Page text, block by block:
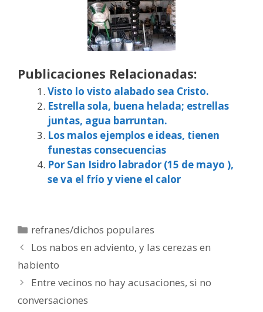
Publicaciones Relacionadas:
Visto lo visto alabado sea Cristo.
Estrella sola, buena helada; estrellas
juntas, agua barruntan.
Los malos ejemplos e ideas, tienen
funestas consecuencias
Por San Isidro labrador (15 de mayo ),
se va el frío y viene el calor
Categorías
refranes/dichos populares
Los nabos en adviento, y las cerezas en
habiento
Entre vecinos no hay acusaciones, si no
conversaciones